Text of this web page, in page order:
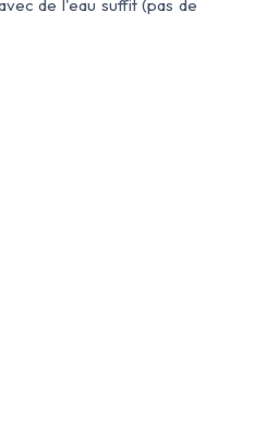
de l'eau suffit (pas de